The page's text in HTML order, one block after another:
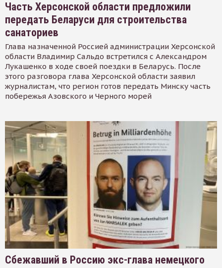
Часть Херсонской области предложили
передать Беларуси для строительства
санаториев
Глава назначенной Россией администрации Херсонской
области Владимир Сальдо встретился с Александром
Лукашенко в ходе своей поездки в Беларусь. После
этого разговора глава Херсонской области заявил
журналистам, что регион готов передать Минску часть
побережья Азовского и Черного морей
Сбежавший в Россию экс-глава немецкого